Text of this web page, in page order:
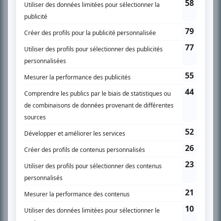
SUR LE RÉSEAU BIZZ MÉDIA
Accueil
Liste des oeuvres
Liste des comédiens
Recherche avancée
À propos
Nous contacter
Termes et conditions
Politique de confidentialité